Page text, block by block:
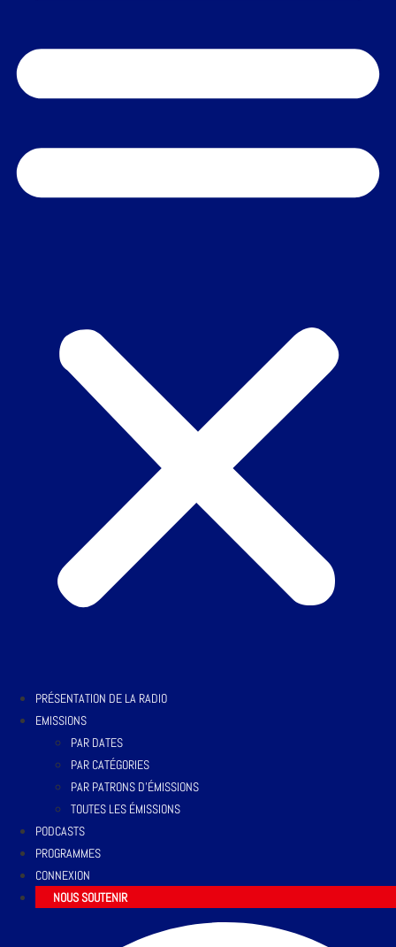
PRÉSENTATION DE LA RADIO
EMISSIONS
PAR DATES
PAR CATÉGORIES
PAR PATRONS D’ÉMISSIONS
TOUTES LES ÉMISSIONS
PODCASTS
PROGRAMMES
CONNEXION
NOUS SOUTENIR